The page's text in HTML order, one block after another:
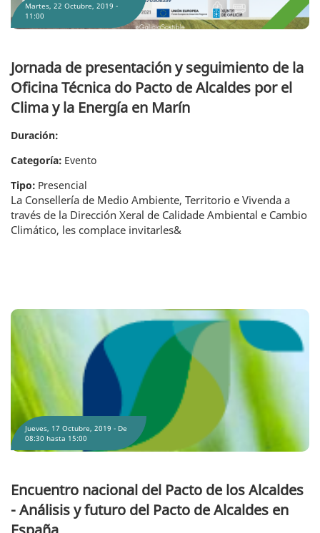
Jornada de presentación y seguimiento de la
Oficina Técnica do Pacto de Alcaldes por el
Clima y la Energía en Marín
Duración:
Categoría: Evento
Tipo: Presencial
La Consellería de Medio Ambiente, Territorio e Vivenda a
través de la Dirección Xeral de Calidade Ambiental e Cambio
Climático, les complace invitarles&
Martes, 22 Octubre, 2019 -
11:00
Encuentro nacional del Pacto de los Alcaldes - Análisis y futuro del Pacto de
Alcaldes en España
Encuentro nacional del Pacto de los Alcaldes
- Análisis y futuro del Pacto de Alcaldes en
Jueves, 17 Octubre, 2019 - De
08:30 hasta 15:00